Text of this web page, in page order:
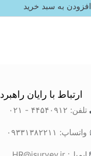
افزودن به سبد خرید
ارتباط با رایان راهبرد
تلفن: ۴۴۵۴۰۹۱۲ - ۰۲۱
واتساپ: ۰۹۳۳۱۳۸۲۲۱۱